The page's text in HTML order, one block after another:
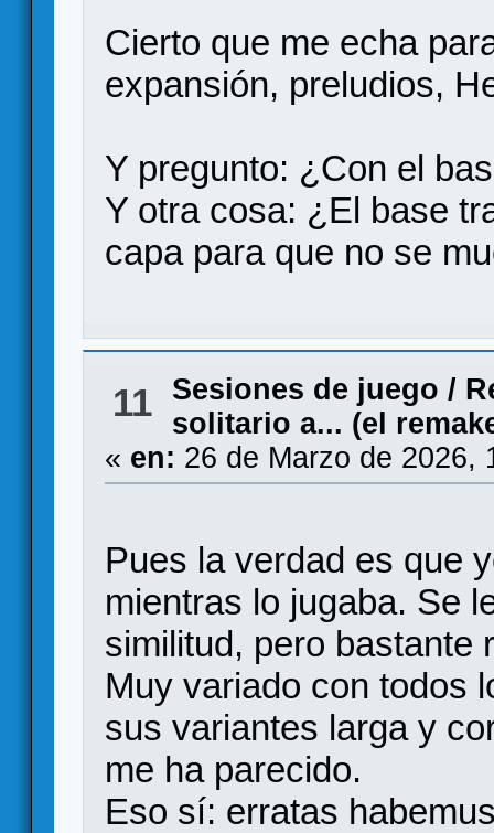
Cierto que me echa
expansión, preludios,
Y pregunto: ¿Con el
Y otra cosa: ¿El base
capa para que no se
11 Sesiones de juego /
solitario a... (el
« en: 26 de Marzo de 2026,
Pues la verdad es que
mientras lo jugaba. Se
similitud, pero bastante
Muy variado con todos
sus variantes larga y
me ha parecido.
Eso sí: erratas